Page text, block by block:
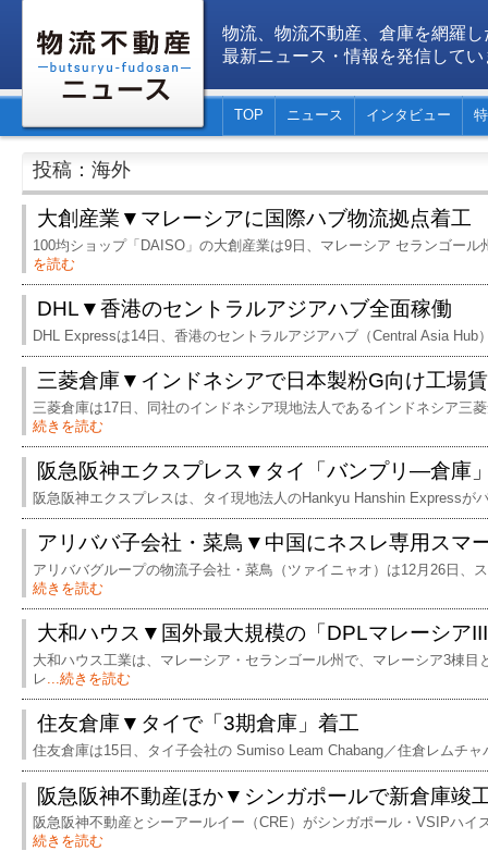
物流、物流不動産、倉庫を網羅し
最新ニュース・情報を発信してい
TOP ニュース インタビュー
投稿：海外
大創産業▼マレーシアに国際ハブ物流拠点着工
100均ショップ「DAISO」の大創産業は9日、マレーシア セランゴール
を読む
DHL▼香港のセントラルアジアハブ全面稼働
DHL Expressは14日、香港のセントラルアジアハブ（Central Asia Hub
三菱倉庫▼インドネシアで日本製粉G向け工場
三菱倉庫は17日、同社のインドネシア現地法人であるインドネシア三
続きを読む
阪急阪神エクスプレス▼タイ「バンプリ―倉庫
阪急阪神エクスプレスは、タイ現地法人のHankyu Hanshin Expressが
アリババ子会社・菜鳥▼中国にネスレ専用スマ
アリババグループの物流子会社・菜鳥（ツァイニャオ）は12月26日、
続きを読む
大和ハウス▼国外最大規模の「DPLマレーシア
大和ハウス工業は、マレーシア・セランゴール州で、マレーシア3棟目
レ...続きを読む
住友倉庫▼タイで「3期倉庫」着工
住友倉庫は15日、タイ子会社の Sumiso Leam Chabang／住倉レムチ
阪急阪神不動産ほか▼シンガポールで新倉庫竣
阪急阪神不動産とシーアールイー（CRE）がシンガポール・VSIPハイ
続きを読む